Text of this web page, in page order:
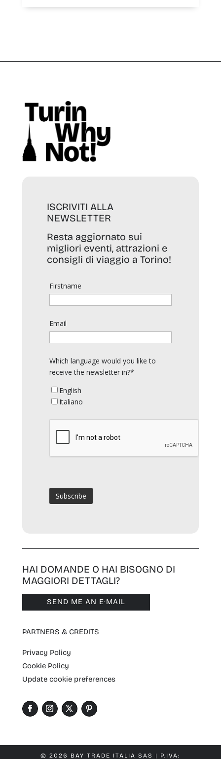
ISCRIVITI ALLA
NEWSLETTER
Resta aggiornato sui
migliori eventi, attrazioni e
consigli di viaggio a Torino!
Firstname
Email
Which language would you like to
receive the newsletter in?*
English
Italiano
HAI DOMANDE O HAI BISOGNO DI
MAGGIORI DETTAGLI?
SEND ME AN E·MAIL
PARTNERS & CREDITS
Privacy Policy
Cookie Policy
Update cookie preferences
© 2026 BAY TRADE ITALIA SAS | P.IVA: